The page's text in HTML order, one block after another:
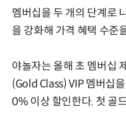
멤버십을 두 개의 단계로
을 강화해 가격 혜택 수준
야놀자는 올해 초 멤버십
(Gold Class) VIP 멤버십
0% 이상 할인한다. 첫 골